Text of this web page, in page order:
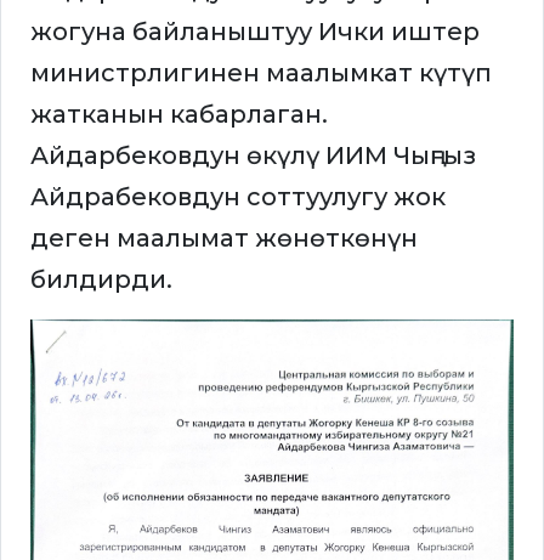
жогуна байланыштуу Ички иштер
министрлигинен маалымкат күтүп
жатканын кабарлаган.
Айдарбековдун өкүлү ИИМ Чыңгыз
Айдрабековдун соттуулугу жок
деген маалымат жөнөткөнүн
билдирди.